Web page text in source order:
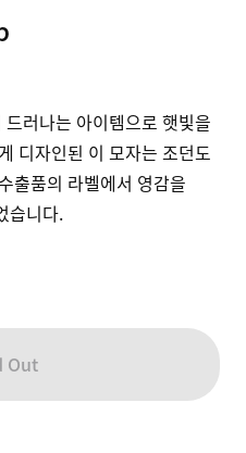
러나는 아이템으로 햇빛을
디자인된 이 모자는 조던도
출품의 라벨에서 영감을
습니다.
Out